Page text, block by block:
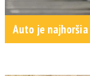
Auto je